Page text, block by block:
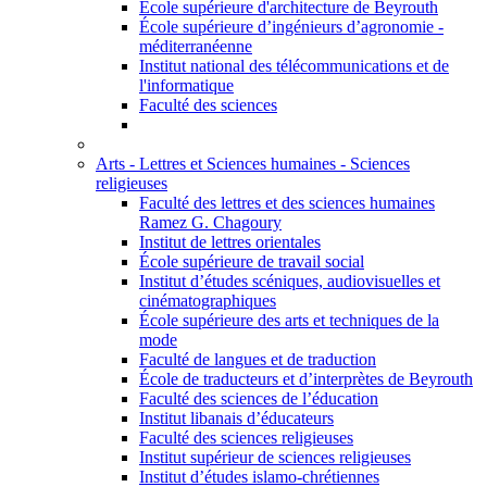
École supérieure d'architecture de Beyrouth
École supérieure d’ingénieurs d’agronomie -
méditerranéenne
Institut national des télécommunications et de
l'informatique
Faculté des sciences
Arts - Lettres et Sciences humaines - Sciences
religieuses
Faculté des lettres et des sciences humaines
Ramez G. Chagoury
Institut de lettres orientales
École supérieure de travail social
Institut d’études scéniques, audiovisuelles et
cinématographiques
École supérieure des arts et techniques de la
mode
Faculté de langues et de traduction
École de traducteurs et d’interprètes de Beyrouth
Faculté des sciences de l’éducation
Institut libanais d’éducateurs
Faculté des sciences religieuses
Institut supérieur de sciences religieuses
Institut d’études islamo-chrétiennes